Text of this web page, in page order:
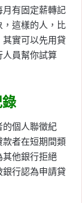
有固定薪轉記
這樣的人，比
實可以先用貸
員幫你試算
個人聯徵紀
者在短期間類
他銀行拒絕
行認為申請貸